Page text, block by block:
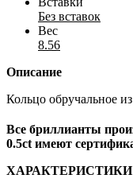
Без вставок
Вес
8.56
Описание
Кольцо обручальное
Все бриллианты
0.5ct имеют
ХАРАКТЕРИСТИКИ